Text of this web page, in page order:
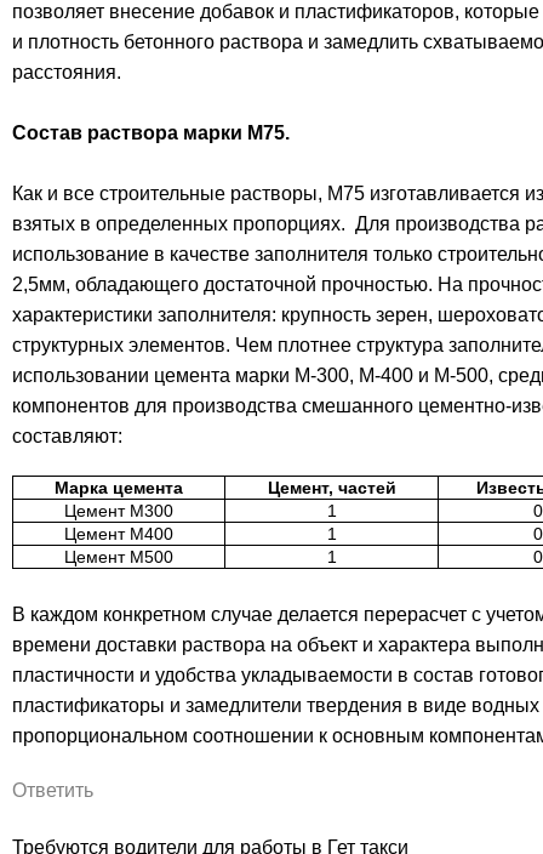
позволяет внесение добавок и пластификаторов,
и плотность бетонного раствора и замедлить
расстояния.
Состав раствора марки М75.
Как и все строительные растворы, М75 изготавливается
взятых в определенных пропорциях. Для производства
использование в качестве заполнителя только
2,5мм, обладающего достаточной прочностью. На
характеристики заполнителя: крупность зерен,
структурных элементов. Чем плотнее структура
использовании цемента марки М-300, М-400 и М-500,
компонентов для производства смешанного цементно-
составляют:
Марка цемента Цемент, частей
Цемент М300
1
Цемент М400
1
Цемент М500
1
В каждом конкретном случае делается перерасчет с
времени доставки раствора на объект и характера
пластичности и удобства укладываемости в состав
пластификаторы и замедлители твердения в виде
пропорциональном соотношении к основным
Ответить
Требуются водители для работы в Гет такси